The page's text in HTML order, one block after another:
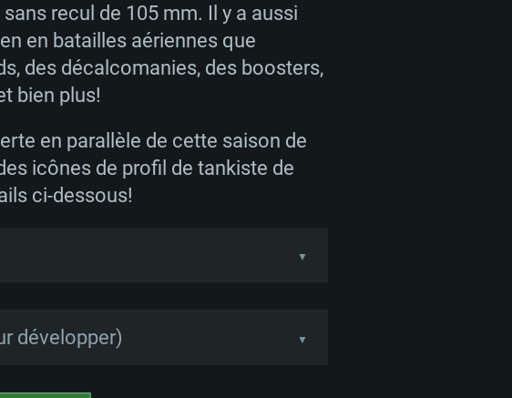
recul de 105 mm. Il y a aussi
en batailles aériennes que
des décalcomanies, des boosters,
bien plus!
en parallèle de cette saison de
icônes de profil de tankiste de
ci-dessous!
▼
de progression. Les
et décorations exclusifs à la
développer) ▼